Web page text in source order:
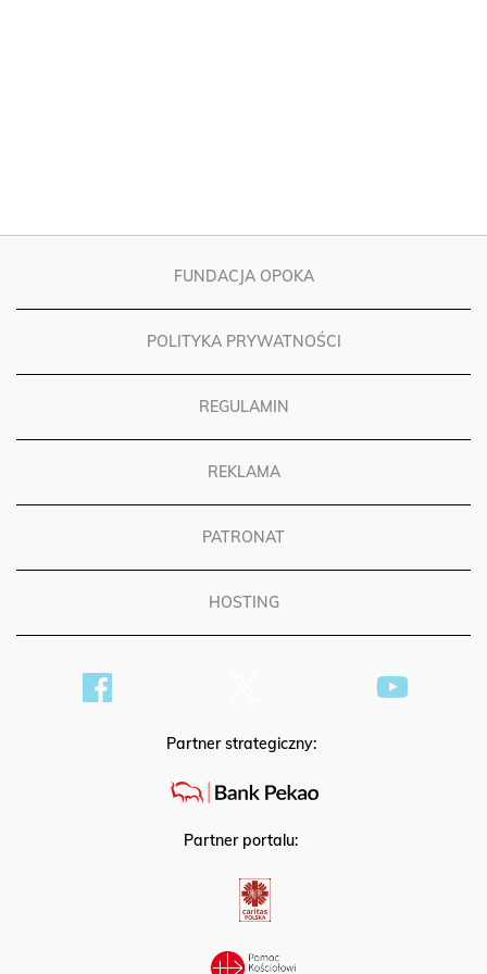
FUNDACJA OPOKA
POLITYKA PRYWATNOŚCI
REGULAMIN
REKLAMA
PATRONAT
HOSTING
Partner strategiczny:
Partner portalu: